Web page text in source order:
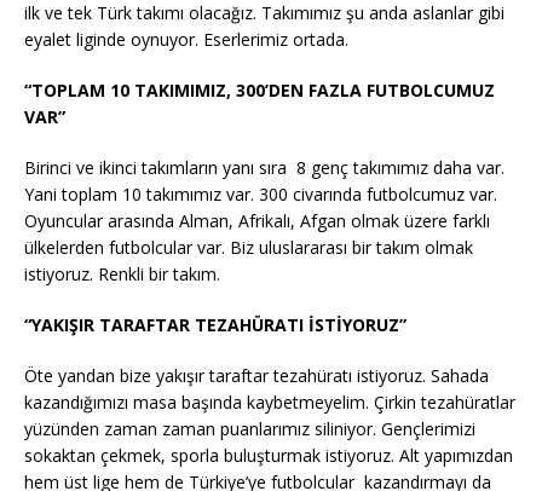
ilk ve tek Türk takımı olacağız. Takımımız şu anda aslanlar gibi
eyalet liginde oynuyor. Eserlerimiz ortada.
“TOPLAM 10 TAKIMIMIZ, 300’DEN FAZLA FUTBOLCUMUZ
VAR”
Birinci ve ikinci takımların yanı sıra 8 genç takımımız daha var.
Yani toplam 10 takımımız var. 300 civarında futbolcumuz var.
Oyuncular arasında Alman, Afrikalı, Afgan olmak üzere farklı
ülkelerden futbolcular var. Biz uluslararası bir takım olmak
istiyoruz. Renkli bir takım.
“YAKIŞIR TARAFTAR TEZAHÜRATI İSTİYORUZ”
Öte yandan bize yakışır taraftar tezahüratı istiyoruz. Sahada
kazandığımızı masa başında kaybetmeyelim. Çirkin tezahüratlar
yüzünden zaman zaman puanlarımız siliniyor. Gençlerimizi
sokaktan çekmek, sporla buluşturmak istiyoruz. Alt yapımızdan
hem üst lige hem de Türkiye’ye futbolcular kazandırmayı da